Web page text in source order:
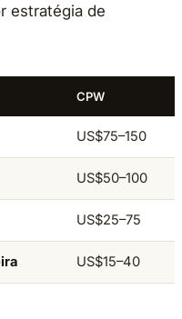
estratégia de
CPW
US$75–150
US$50–100
US$25–75
US$15–40